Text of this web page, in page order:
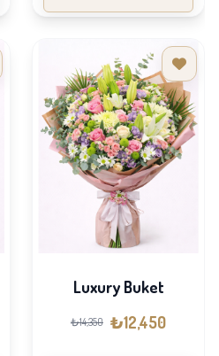
Luxury Buket
₺14,350 ₺12,450